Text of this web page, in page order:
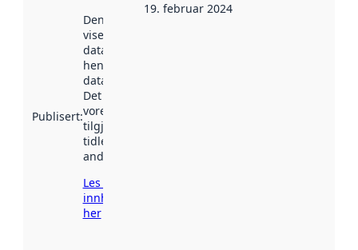
Publisert:
Denne datoen
viser når
datasettet vart
henta inn av
data.norge.no.
Det kan ha
vore
tilgjengeleg
tidlegare
andre stader.
Les meir om
innhenting
her
19. februar 2024